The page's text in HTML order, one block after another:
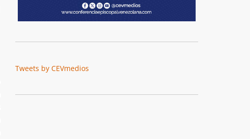
Tweets by CEVmedios